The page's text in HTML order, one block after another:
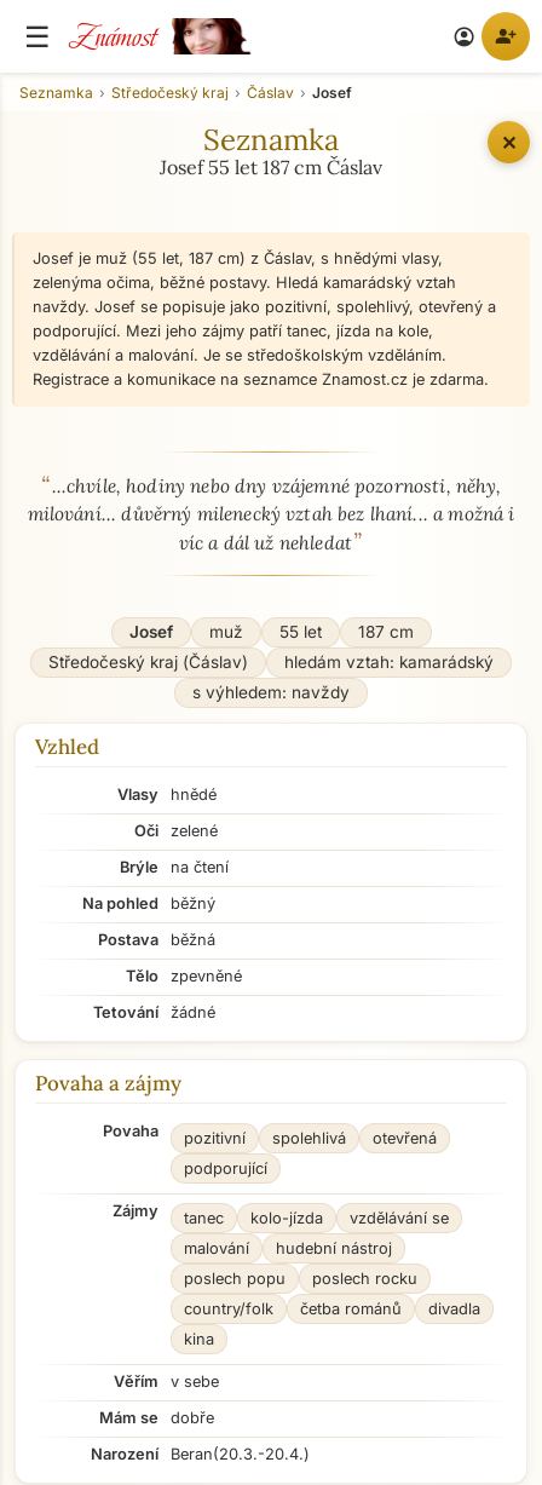
☰ Známost account_circle person_add
✕
Seznamka Středočeský kraj Čáslav Josef
Seznamka
Josef 55 let 187 cm Čáslav
Josef je muž (55 let, 187 cm) z Čáslav, s hnědými vlasy,
zelenýma očima, běžné postavy. Hledá kamarádský vztah
navždy. Josef se popisuje jako pozitivní, spolehlivý, otevřený a
podporující. Mezi jeho zájmy patří tanec, jízda na kole,
vzdělávání a malování. Je se středoškolským vzděláním.
Registrace a komunikace na seznamce Znamost.cz je zdarma.
O mně - seznamka profil
“...chvíle, hodiny nebo dny vzájemné pozornosti, něhy,
milování... důvěrný milenecký vztah bez lhaní... a možná i
víc a dál už nehledat”
Josef muž 55 let
187 cm
Středočeský kraj (Čáslav)
hledám vztah: kamarádský
s výhledem: navždy
Vzhled
Vlasy
hnědé
Oči
zelené
Brýle
na čtení
Na pohled
běžný
Postava
běžná
Tělo
zpevněné
Tetování
žádné
Povaha a zájmy
Povaha pozitivní spolehlivá
otevřená
podporující
Zájmy tanec kolo-jízda
vzdělávání se
malování
hudební nástroj
poslech popu
poslech rocku
country/folk
četba románů
divadla
kina
Věřím
v sebe
Mám se
dobře
Narození
Beran(20.3.-20.4.)